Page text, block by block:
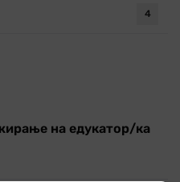
4
на едукатор/ка